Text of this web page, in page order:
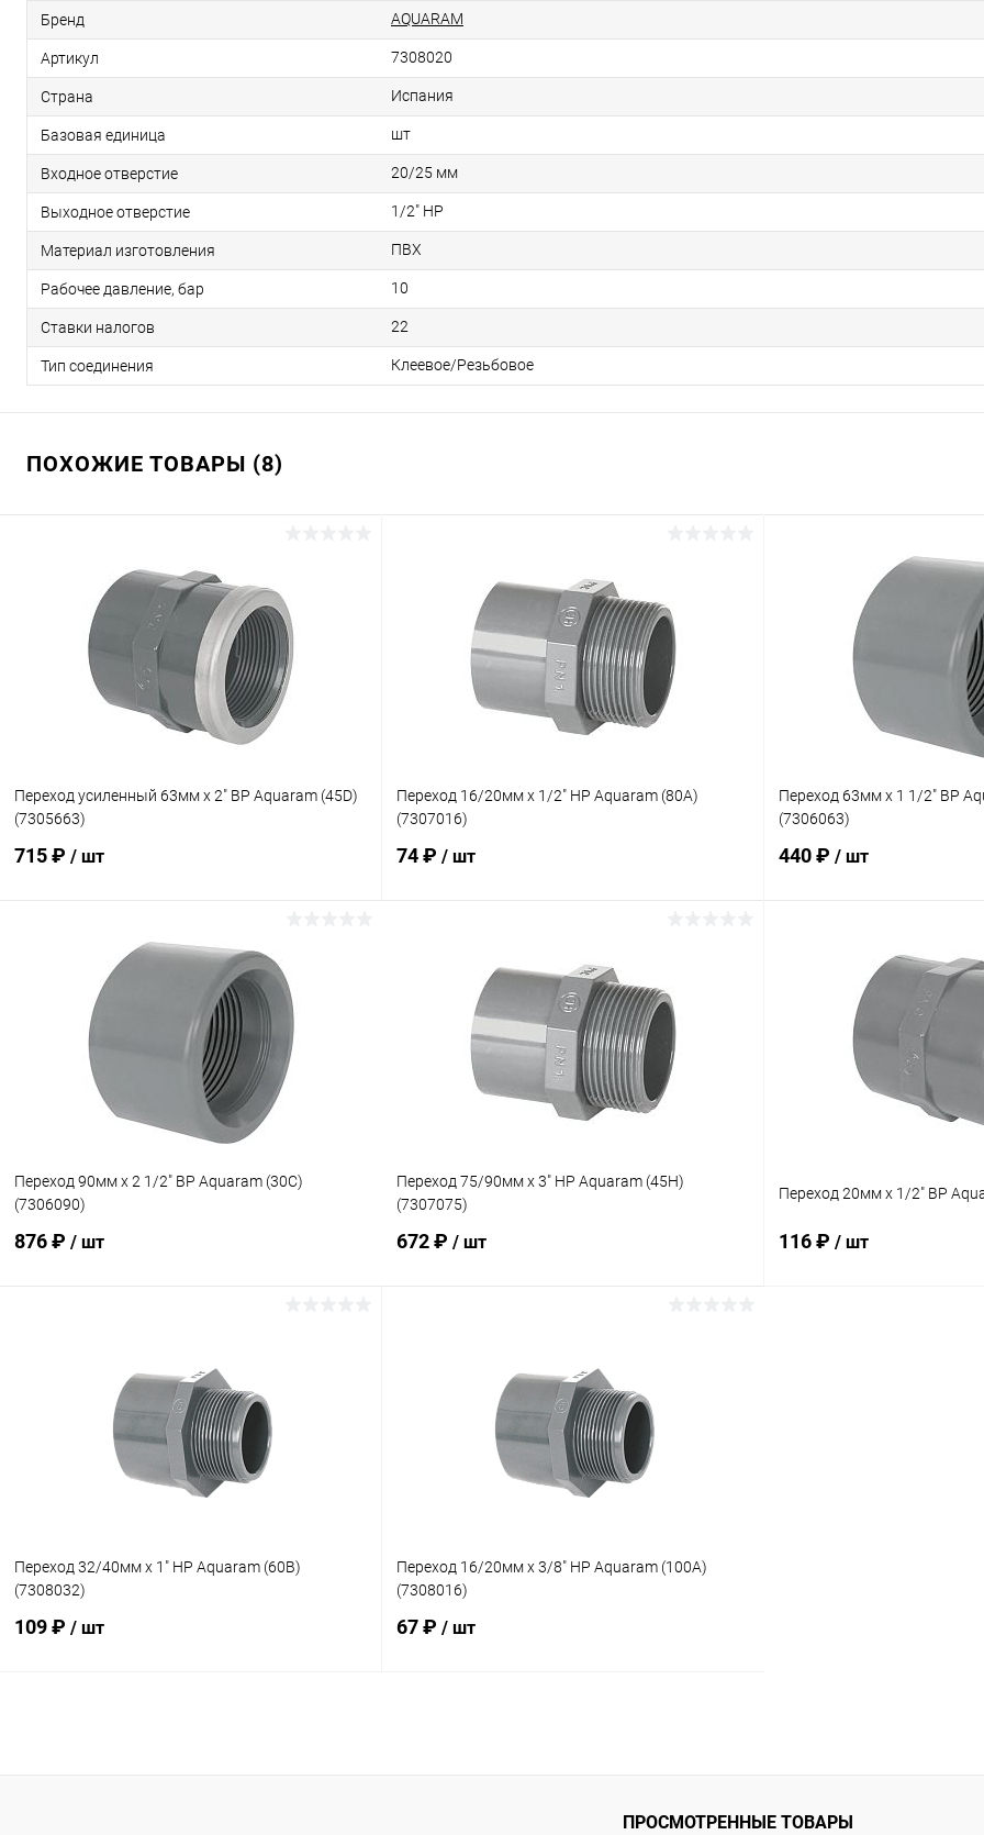
Бренд AQUARAM
Артикул 7308020
Страна Испания
Базовая единица шт
Входное отверстие 20/25 мм
Выходное отверстие 1/2" НР
Материал изготовления ПВХ
Рабочее давление, бар 10
Ставки налогов 22
Тип соединения Клеевое/Резьбовое
ПОХОЖИЕ ТОВАРЫ (8)
Переход усиленный 63мм x 2" ВР Aquaram (45D)
(7305663)
715 ₽ / шт
В корзину
В избранное
К сравнению Под заказ
Переход 16/20мм x 1/2" НР Aquaram (80А)
(7307016)
74 ₽ / шт
В избранное
К сравнению В наличии
Переход 63мм x 1 1/2" ВР
(7306063)
440 ₽ / шт
В избранное
Переход 90мм x 2 1/2" ВР Aquaram (30С)
(7306090)
876 ₽ / шт
К сравнению В наличии
Переход 75/90мм x 3" НР Aquaram (45H)
(7307075)
672 ₽ / шт
К сравнению В наличии
Переход 20мм x 1/2" ВР
116 ₽ / шт
Переход 32/40мм x 1" НР Aquaram (60В)
(7308032)
109 ₽ / шт
В избранное
Переход 16/20мм x 3/8" НР Aquaram (100А)
(7308016)
67 ₽ / шт
В избранное
В наличии
ПРОСМОТРЕННЫЕ ТОВАРЫ